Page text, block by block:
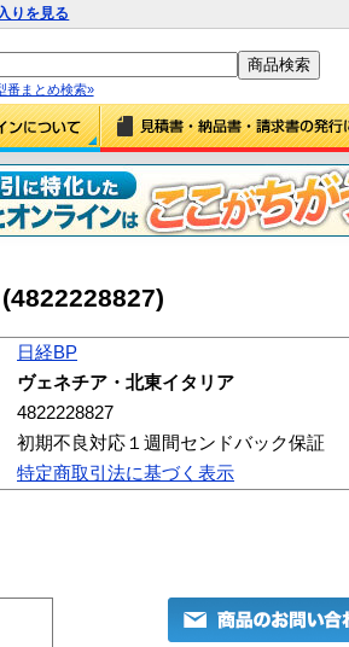
りを見る
番まとめ検索»
日経BP
ヴェネチア・北東イタリア
4822228827
初期不良対応１週間センドバック保証
特定商取引法に基づく表示